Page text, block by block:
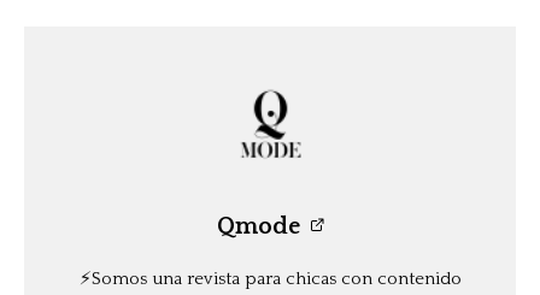
Qmode
⚡️Somos una revista para chicas con contenido